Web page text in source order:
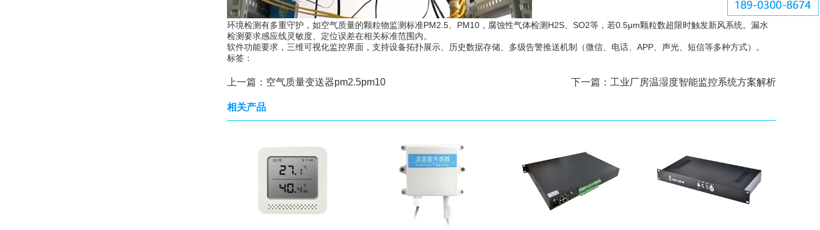
环境检测有多重守护，如空气质量的颗粒物监测标准PM2.5、PM10，腐蚀性气体检测H2S、SO2等，若0.5μm颗粒数超限时触发新风系统。漏水
检测要求感应线灵敏度、定位误差在相关标准范围内。
软件功能要求，三维可视化监控界面，支持设备拓扑展示、历史数据存储、多级告警推送机制（微信、电话、APP、声光、短信等多种方式）。
标签：
上一篇： 空气质量变送器pm2.5pm10 下一篇： 工业厂房温湿度智能监控系统方案解析
相关产品